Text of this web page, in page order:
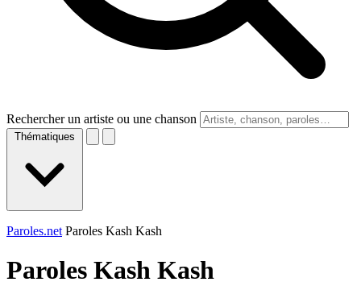
Rechercher un artiste ou une chanson
Thématiques
Paroles.net Paroles Kash Kash
Paroles Kash Kash